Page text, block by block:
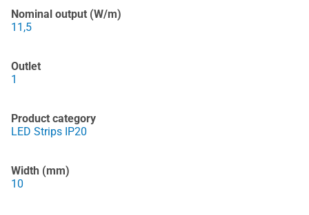
Nominal output (W/m)
11,5
Outlet
1
Product category
LED Strips IP20
Width (mm)
10